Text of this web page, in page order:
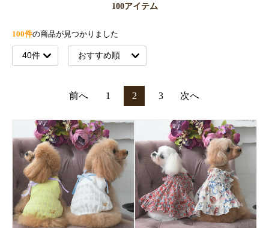
100アイテム
100件の商品が見つかりました
前へ 1 2 3 次へ